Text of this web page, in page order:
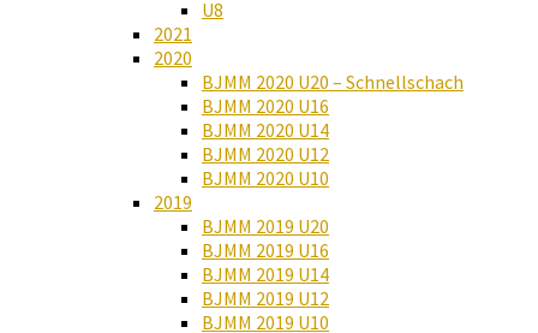
U8
2021
2020
BJMM 2020 U20 – Schnellschach
BJMM 2020 U16
BJMM 2020 U14
BJMM 2020 U12
BJMM 2020 U10
2019
BJMM 2019 U20
BJMM 2019 U16
BJMM 2019 U14
BJMM 2019 U12
BJMM 2019 U10